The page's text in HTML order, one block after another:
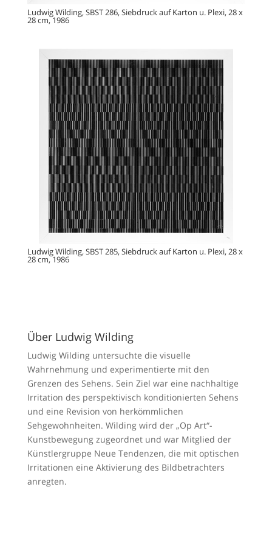
Ludwig Wilding, SBST 286, Siebdruck auf Karton u. Plexi, 28 x
28 cm, 1986
Ludwig Wilding, SBST 285, Siebdruck auf Karton u. Plexi, 28 x
28 cm, 1986
Über Ludwig Wilding
Ludwig Wilding untersuchte die visuelle
Wahrnehmung und experimentierte mit den
Grenzen des Sehens. Sein Ziel war eine nachhaltige
Irritation des perspektivisch konditionierten Sehens
und eine Revision von herkömmlichen
Sehgewohnheiten. Wilding wird der „Op Art“-
Kunstbewegung zugeordnet und war Mitglied der
Künstlergruppe Neue Tendenzen, die mit optischen
Irritationen eine Aktivierung des Bildbetrachters
anregten.